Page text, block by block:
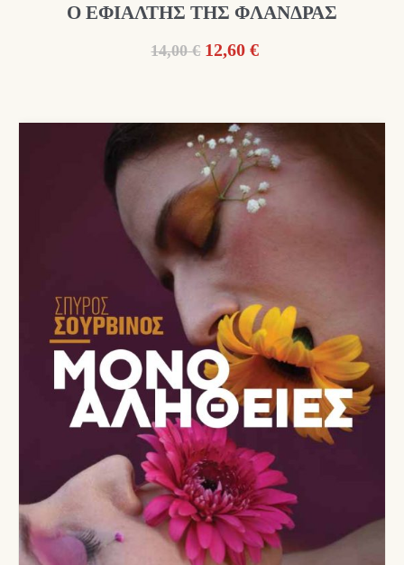
Ο ΕΦΙΑΛΤΗΣ ΤΗΣ ΦΛΑΝΔΡΑΣ
14,00 € Original
14,00 €.
12,60 €Η
είναι:
12,60 €.